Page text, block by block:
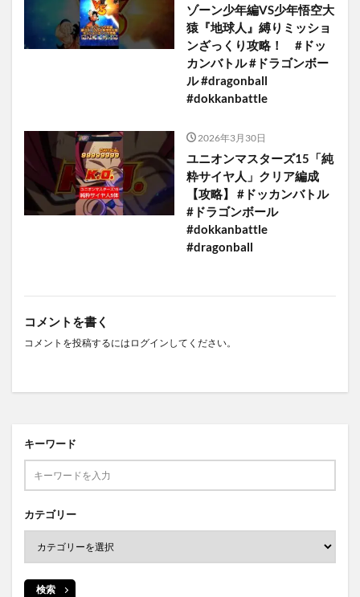
ゾーン少年編VS少年悟空大
猿『地球人』縛りミッショ
ンざっくり攻略！ #ドッ
カンバトル #ドラゴンボー
ル #dragonball
#dokkanbattle
2026年3月30日
ユニオンマスターズ15「純
粋サイヤ人」クリア編成
【攻略】 #ドッカンバトル
#ドラゴンボール
#dokkanbattle
#dragonball
コメントを書く
コメントを投稿するには ログイン してください。
キーワード
カテゴリー
検索